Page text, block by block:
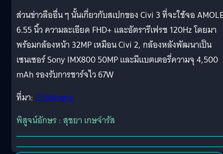
ส่วนข่าวลืออื่น ๆ นั้นเกี่ยวกับสเปกของ Civi 3 ที่จะใช้จอ
6.55 นิ้ว ความละเอียด FHD+ และอัตรารีเฟรช 120Hz โดยมา
พร้อมกล้องหน้า 32MP เหมือน Civi 2, กล้องหลังพัฒนาเป็น
เซนเซอร์ Sony IMX800 50MP และมีแบตเตอรี่ความจุ 4,500
mAh รองรับการชาร์จไว 67W
ที่มา: GSMArena
พิสูจน์อักษร : สุชยา เกษจำรัส